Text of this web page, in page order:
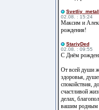
Svetliy_metall
02.08. : 15:24
Максим и
рождения!
StariyDed
02.08. : 09:55
С Днём
От всей души
здоровья,
спокойствия,
счастливой
делах,
вашим родным